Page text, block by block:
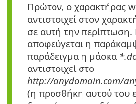
Πρώτον, ο χαρακτήρας
αντιστοιχεί στον
σε αυτή την
αποφεύγεται η
παράδειγμα η μάσκα
αντιστοιχεί στο
http://anydomain.com/
(η προσθήκη αυτού του